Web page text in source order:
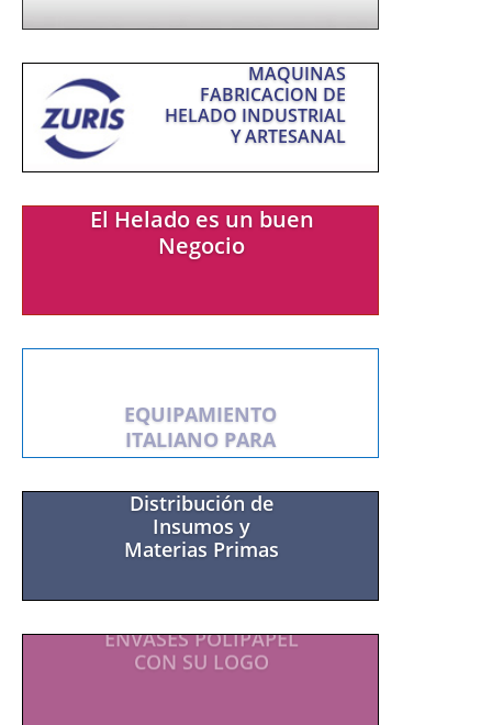
MAQUINAS
FABRICACION DE
HELADO INDUSTRIAL
Y ARTESANAL
El Helado es un buen
Negocio
HELADO ARTESANAL
Distribución de
Insumos y
Materias Primas
ENVASES POLIPAPEL
CON SU LOGO